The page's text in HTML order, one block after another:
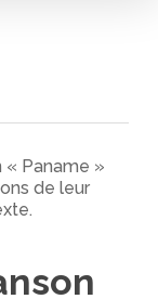
« Paname »
de leur